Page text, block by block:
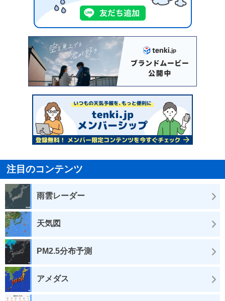
注目のコンテンツ
雨雲レーダー
天気図
PM2.5分布予測
アメダス